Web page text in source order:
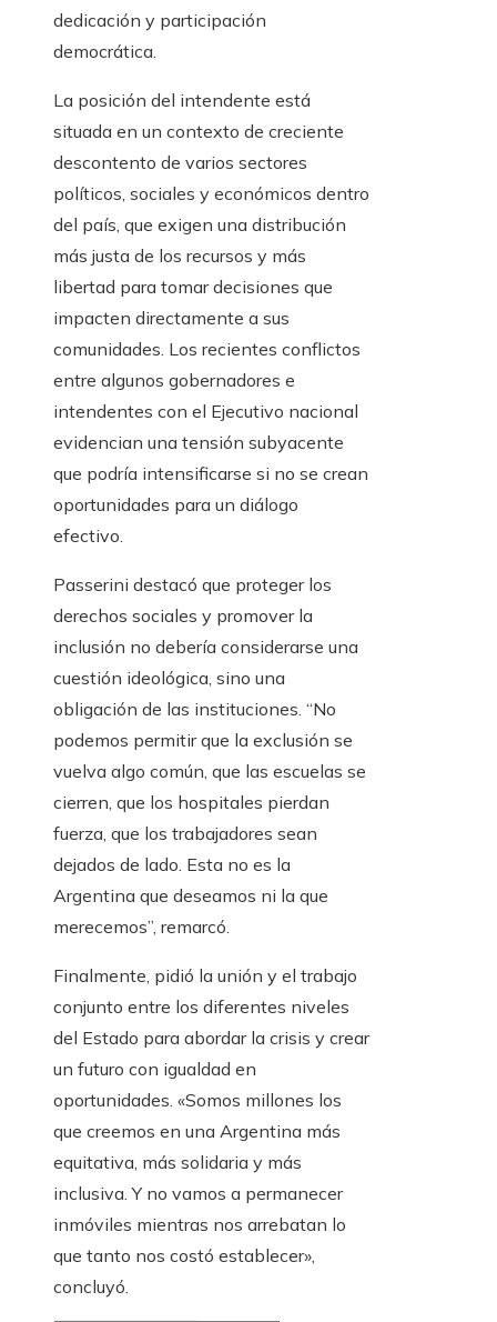
dedicación y participación
democrática.
La posición del intendente está
situada en un contexto de creciente
descontento de varios sectores
políticos, sociales y económicos dentro
del país, que exigen una distribución
más justa de los recursos y más
libertad para tomar decisiones que
impacten directamente a sus
comunidades. Los recientes conflictos
entre algunos gobernadores e
intendentes con el Ejecutivo nacional
evidencian una tensión subyacente
que podría intensificarse si no se crean
oportunidades para un diálogo
efectivo.
Passerini destacó que proteger los
derechos sociales y promover la
inclusión no debería considerarse una
cuestión ideológica, sino una
obligación de las instituciones. “No
podemos permitir que la exclusión se
vuelva algo común, que las escuelas se
cierren, que los hospitales pierdan
fuerza, que los trabajadores sean
dejados de lado. Esta no es la
Argentina que deseamos ni la que
merecemos”, remarcó.
Finalmente, pidió la unión y el trabajo
conjunto entre los diferentes niveles
del Estado para abordar la crisis y crear
un futuro con igualdad en
oportunidades. «Somos millones los
que creemos en una Argentina más
equitativa, más solidaria y más
inclusiva. Y no vamos a permanecer
inmóviles mientras nos arrebatan lo
que tanto nos costó establecer»,
concluyó.